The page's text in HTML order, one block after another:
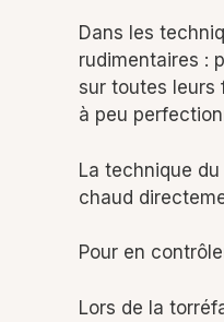
Dans les
rudimentaires :
sur toutes leurs
à peu
La technique
chaud
Pour en
Lors de la